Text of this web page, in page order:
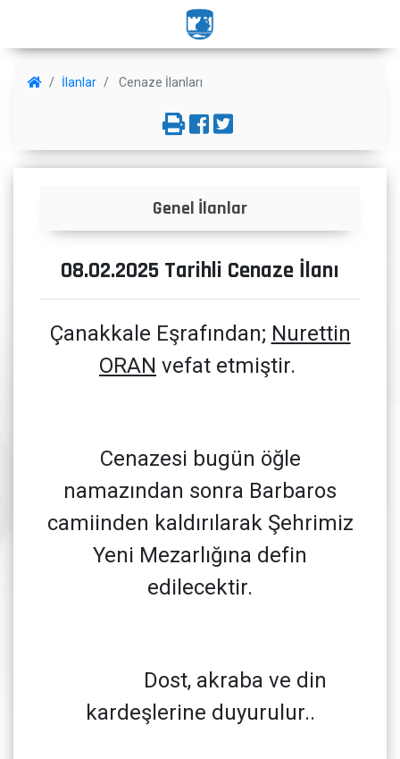
İlanlar Cenaze İlanları
Genel İlanlar
08.02.2025 Tarihli Cenaze İlanı
Çanakkale Eşrafından; Nurettin
ORAN vefat etmiştir.
Cenazesi bugün öğle
namazından sonra Barbaros
camiinden kaldırılarak Şehrimiz
Yeni Mezarlığına defin
edilecektir.
Dost, akraba ve din
kardeşlerine duyurulur..